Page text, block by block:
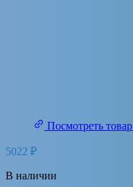
Посмотреть товар
5022 ₽
В наличии